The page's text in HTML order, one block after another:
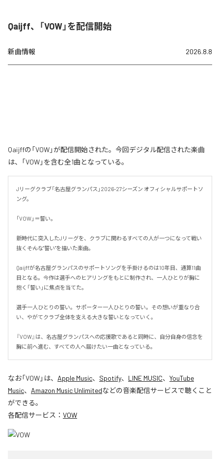
Qaijff、「VOW」を配信開始
新曲情報 2026.8.8
Qaijffの「VOW」が配信開始された。今回デジタル配信された楽曲
は、「VOW」を含む全1曲となっている。
Jリーグクラブ「名古屋グランパス」2026-27シーズン オフィシャルサポートソ
ング。
「VOW」＝誓い。
新時代に突入したJリーグを、クラブに関わるすべての人が一つになって戦い
抜く――そんな"誓い"を描いた楽曲。
Qaijffが名古屋グランパスのサポートソングを手掛けるのは10年目、通算11曲
目となる。今作は選手へのヒアリングをもとに制作され、一人ひとりが胸に
抱く「誓い」に焦点を当てた。
選手一人ひとりの誓い。サポーター一人ひとりの誓い。その想いが重なり合
い、やがてクラブ全体を支える大きな誓いとなっていく。
『VOW』は、名古屋グランパスへの応援歌であると同時に、自分自身の信念を
胸に前へ進む、すべての人へ届けたい一曲となっている。
なお「VOW」は、 Apple Music、 Spotify、 LINE MUSIC、 YouTube
Music、 Amazon Music Unlimitedなどの音楽配信サービスで聴くこと
ができる。
各配信サービス： VOW